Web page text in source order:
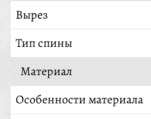
Вырез
Тип спины
Материал
Особенности материала